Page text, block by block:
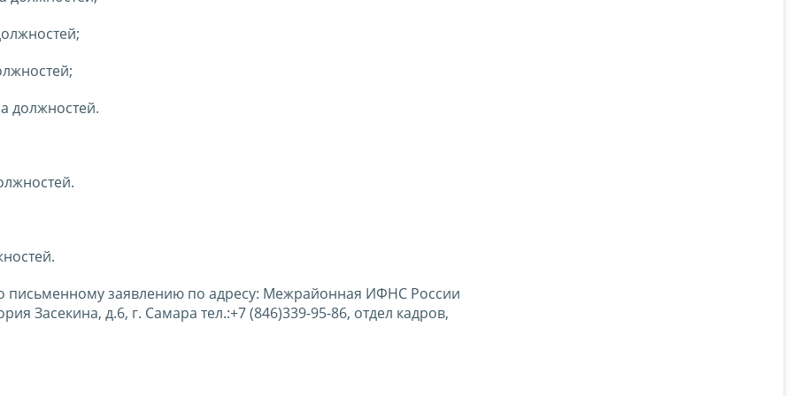
должностей.
письменному заявлению по адресу: Межрайонная ИФНС России
Засекина, д.6, г. Самара тел.:+7 (846)339-95-86, отдел кадров,